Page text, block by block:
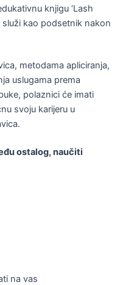
knjigu ‘Lash
služi kao podsetnik nakon
metodama apliciranja,
uslugama prema
polaznici će imati
svoju karijeru u
ostalog, naučiti
na vas